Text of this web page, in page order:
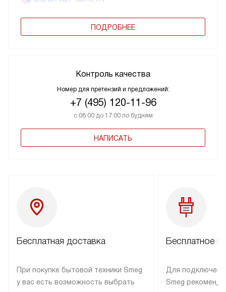
ПОДРОБНЕЕ
Контроль качества
Номер для претензий и предложений:
+7 (495) 120-11-96
с 08:00 до 17:00 по будням
НАПИСАТЬ
Бесплатная доставка
При покупке бытовой техники Smeg
у вас есть возможность выбрать
Бесплатное
Для
Smeg